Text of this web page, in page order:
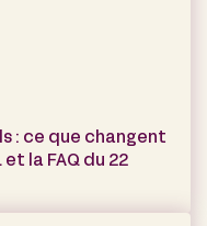
: ce que changent
la FAQ du 22